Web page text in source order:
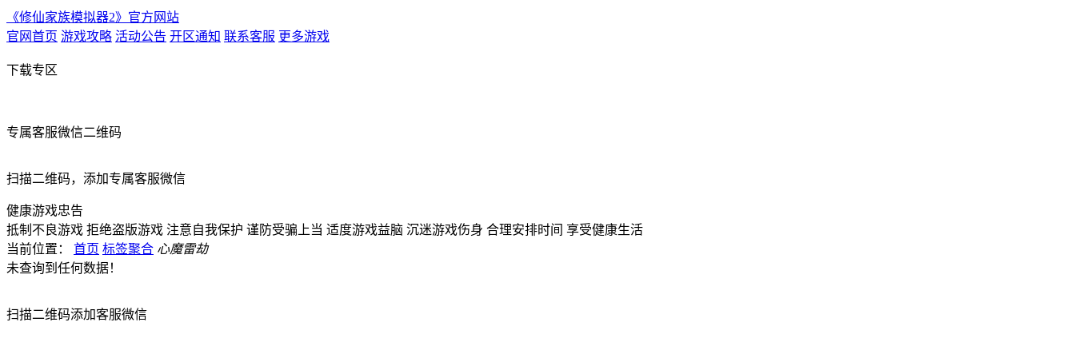
《修仙家族模拟器2》官方网站
官网首页 游戏攻略 活动公告 开区通知 联系客服 更多游戏
下载专区
专属客服微信二维码
扫描二维码，添加专属客服微信
健康游戏忠告
抵制不良游戏 拒绝盗版游戏 注意自我保护 谨防受骗上当 适度游戏益脑 沉迷游戏伤身 合理安排时间 享受健康生活
当前位置：
首页 标签聚合 心魔雷劫
未查询到任何数据！
扫描二维码添加客服微信